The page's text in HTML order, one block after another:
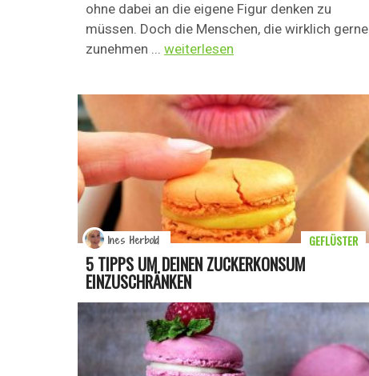
ohne dabei an die eigene Figur denken zu
müssen. Doch die Menschen, die wirklich gerne
zunehmen ... weiterlesen
5 TIPPS UM DEINEN ZUCKERKONSUM
EINZUSCHRÄNKEN
GEFLÜSTER
Ines Herbold